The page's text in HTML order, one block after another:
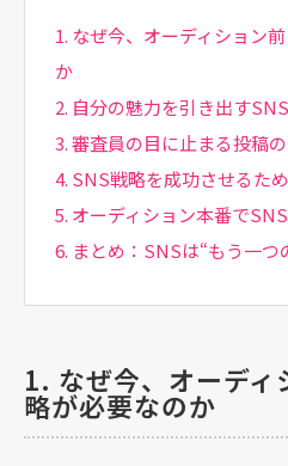
1. なぜ今、オーディション
か
2. 自分の魅力を引き出す
3. 審査員の目に止まる投稿
4. SNS戦略を成功させるた
5. オーディション本番で
6. まとめ：SNSは“もう一
1. なぜ今、オーディ
略が必要なのか